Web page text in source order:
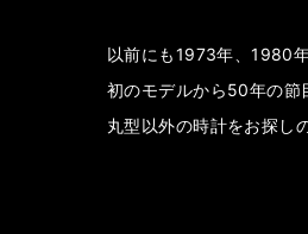
以前にも1973年、1980
初のモデルから50年の節
丸型以外の時計をお探し